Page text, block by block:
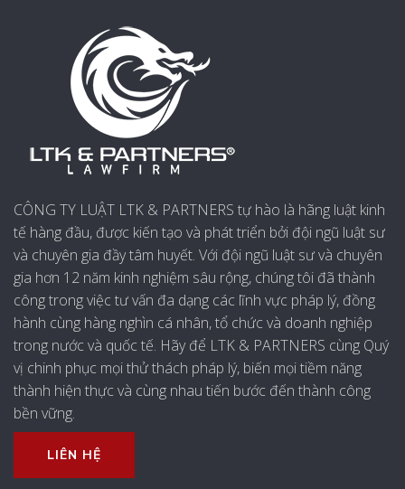
CÔNG TY LUẬT LTK & PARTNERS tự hào là hãng luật kinh
tế hàng đầu, được kiến tạo và phát triển bởi đội ngũ luật sư
và chuyên gia đầy tâm huyết. Với đội ngũ luật sư và chuyên
gia hơn 12 năm kinh nghiệm sâu rộng, chúng tôi đã thành
công trong việc tư vấn đa dạng các lĩnh vực pháp lý, đồng
hành cùng hàng nghìn cá nhân, tổ chức và doanh nghiệp
trong nước và quốc tế. Hãy để LTK & PARTNERS cùng Quý
vị chinh phục mọi thử thách pháp lý, biến mọi tiềm năng
thành hiện thực và cùng nhau tiến bước đến thành công
bền vững.
LIÊN HỆ